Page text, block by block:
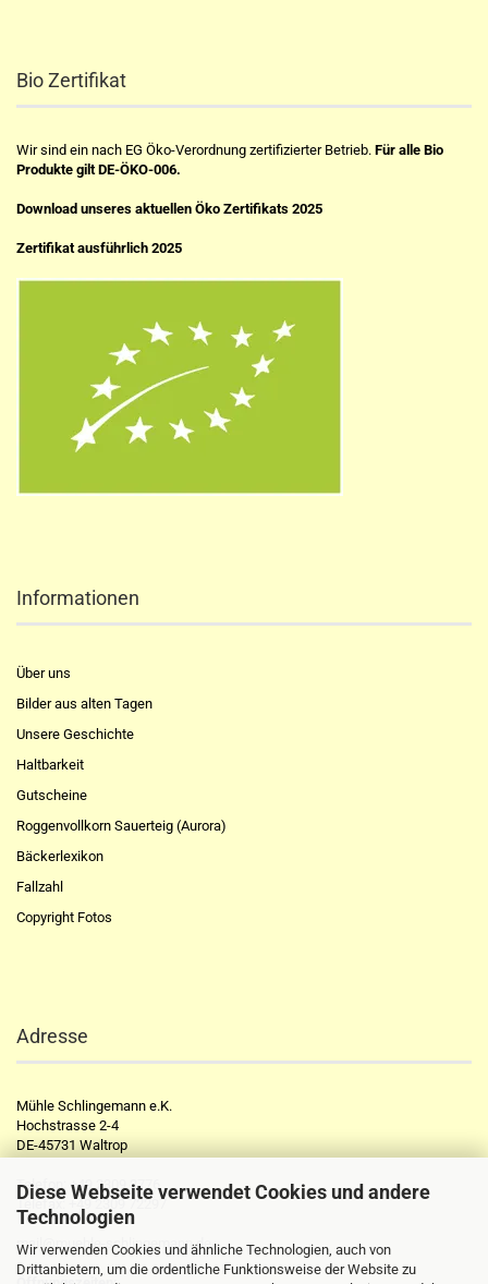
Diese Webseite verwendet Cookies und andere
Technologien
Wir verwenden Cookies und ähnliche Technologien, auch von
Drittanbietern, um die ordentliche Funktionsweise der Website zu
Bio Zertifikat
Wir sind ein nach EG Öko-Verordnung zertifizierter Betrieb. Für alle Bio
Produkte gilt DE-ÖKO-006.
Download unseres aktuellen Öko Zertifikats 2025
Zertifikat ausführlich 2025
Informationen
Über uns
Bilder aus alten Tagen
Unsere Geschichte
Haltbarkeit
Gutscheine
Roggenvollkorn Sauerteig (Aurora)
Bäckerlexikon
Fallzahl
Copyright Fotos
Adresse
Mühle Schlingemann e.K.
Hochstrasse 2-4
DE-45731 Waltrop
Telefon: +49 2309 2776
Telefax: +49 2309 72297
mail@muehle-schlingemann.de